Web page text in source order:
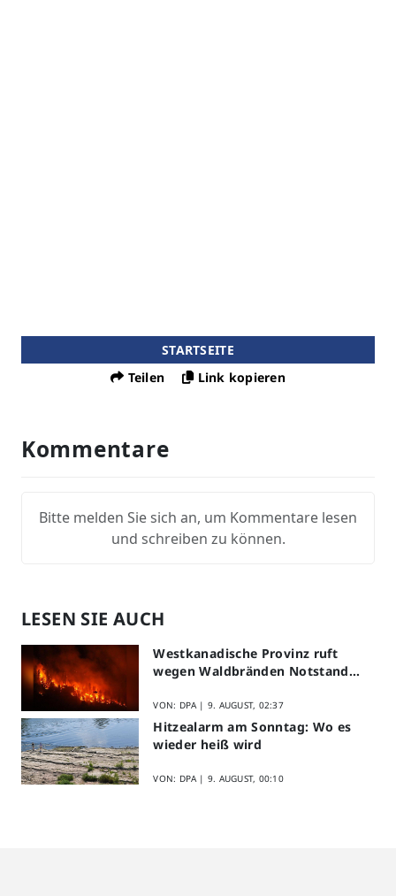
STARTSEITE
Teilen
Link kopieren
Kommentare
Bitte melden Sie sich an, um Kommentare lesen
und schreiben zu können.
LESEN SIE AUCH
Westkanadische Provinz ruft
wegen Waldbränden Notstand
VON: DPA | 9. AUGUST, 02:37
Hitzealarm am Sonntag: Wo es
wieder heiß wird
VON: DPA | 9. AUGUST, 00:10